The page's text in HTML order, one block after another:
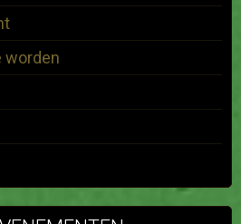
worden